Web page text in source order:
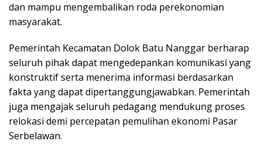
dan mampu mengembalikan roda perekonomian
masyarakat.
Pemerintah Kecamatan Dolok Batu Nanggar berharap
seluruh pihak dapat mengedepankan komunikasi yang
konstruktif serta menerima informasi berdasarkan
fakta yang dapat dipertanggungjawabkan. Pemerintah
juga mengajak seluruh pedagang mendukung proses
relokasi demi percepatan pemulihan ekonomi Pasar
Serbelawan.